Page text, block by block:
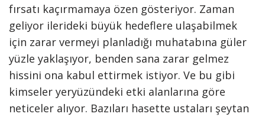
fırsatı kaçırmamaya özen gösteriyor. Zaman
geliyor ilerideki büyük hedeflere ulaşabilmek
için zarar vermeyi planladığı muhatabına güler
yüzle yaklaşıyor, benden sana zarar gelmez
hissini ona kabul ettirmek istiyor. Ve bu gibi
kimseler yeryüzündeki etki alanlarına göre
neticeler alıyor. Bazıları hasette ustaları şeytan